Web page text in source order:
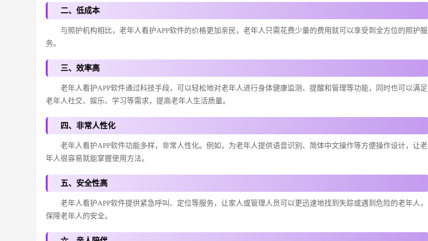
二、低成本
与照护机构相比，老年人看护APP软件的价格更加亲民，老年人只需花费少量的费用就可以享受到全方位的照护服
务。
三、效率高
老年人看护APP软件通过科技手段，可以轻松地对老年人进行身体健康监测、提醒和管理等功能，同时也可以满足
老年人社交、娱乐、学习等需求，提高老年人生活质量。
四、非常人性化
老年人看护APP软件功能多样，非常人性化。例如，为老年人提供语音识别、简体中文操作等方便操作设计，让老
年人很容易就能掌握使用方法。
五、安全性高
老年人看护APP软件提供紧急呼叫、定位等服务，让家人或管理人员可以更迅速地找到失踪或遇到危险的老年人，
保障老年人的安全。